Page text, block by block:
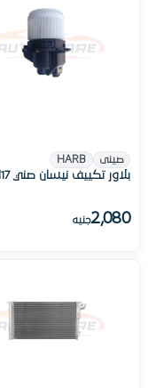
صينى HARB
بلاور تكييف نيسان صني N17
2,080جنيه